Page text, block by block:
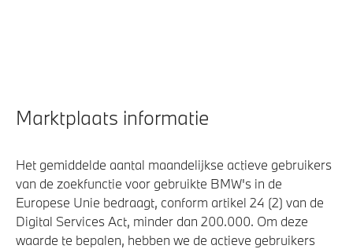
Marktplaats informatie
Het gemiddelde aantal maandelijkse actieve gebruikers
van de zoekfunctie voor gebruikte BMW's in de
Europese Unie bedraagt, conform artikel 24 (2) van de
Digital Services Act, minder dan 200.000. Om deze
waarde te bepalen, hebben we de actieve gebruikers